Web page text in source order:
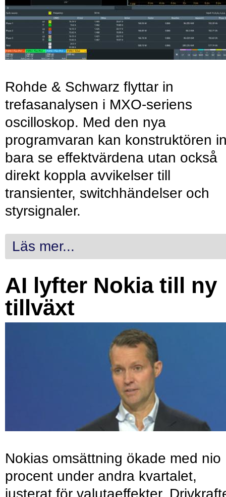
Rohde & Schwarz flyttar in
trefasanalysen i MXO-seriens
oscilloskop. Med den nya
programvaran kan konstruktören
bara se effektvärdena utan också
direkt koppla avvikelser till
transienter, switchhändelser och
styrsignaler.
Läs mer...
AI lyfter Nokia till ny
tillväxt
Nokias omsättning ökade med nio
procent under andra kvartalet,